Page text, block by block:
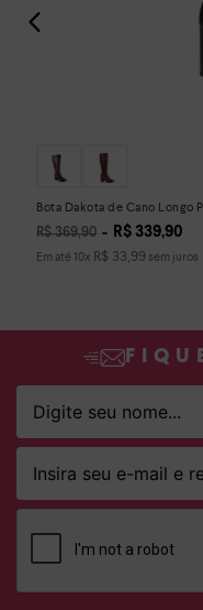
Bota Dakota de Cano Longo
R$ 369,90 R$ 339,90
Em até 10x R$ 33,99 sem juros